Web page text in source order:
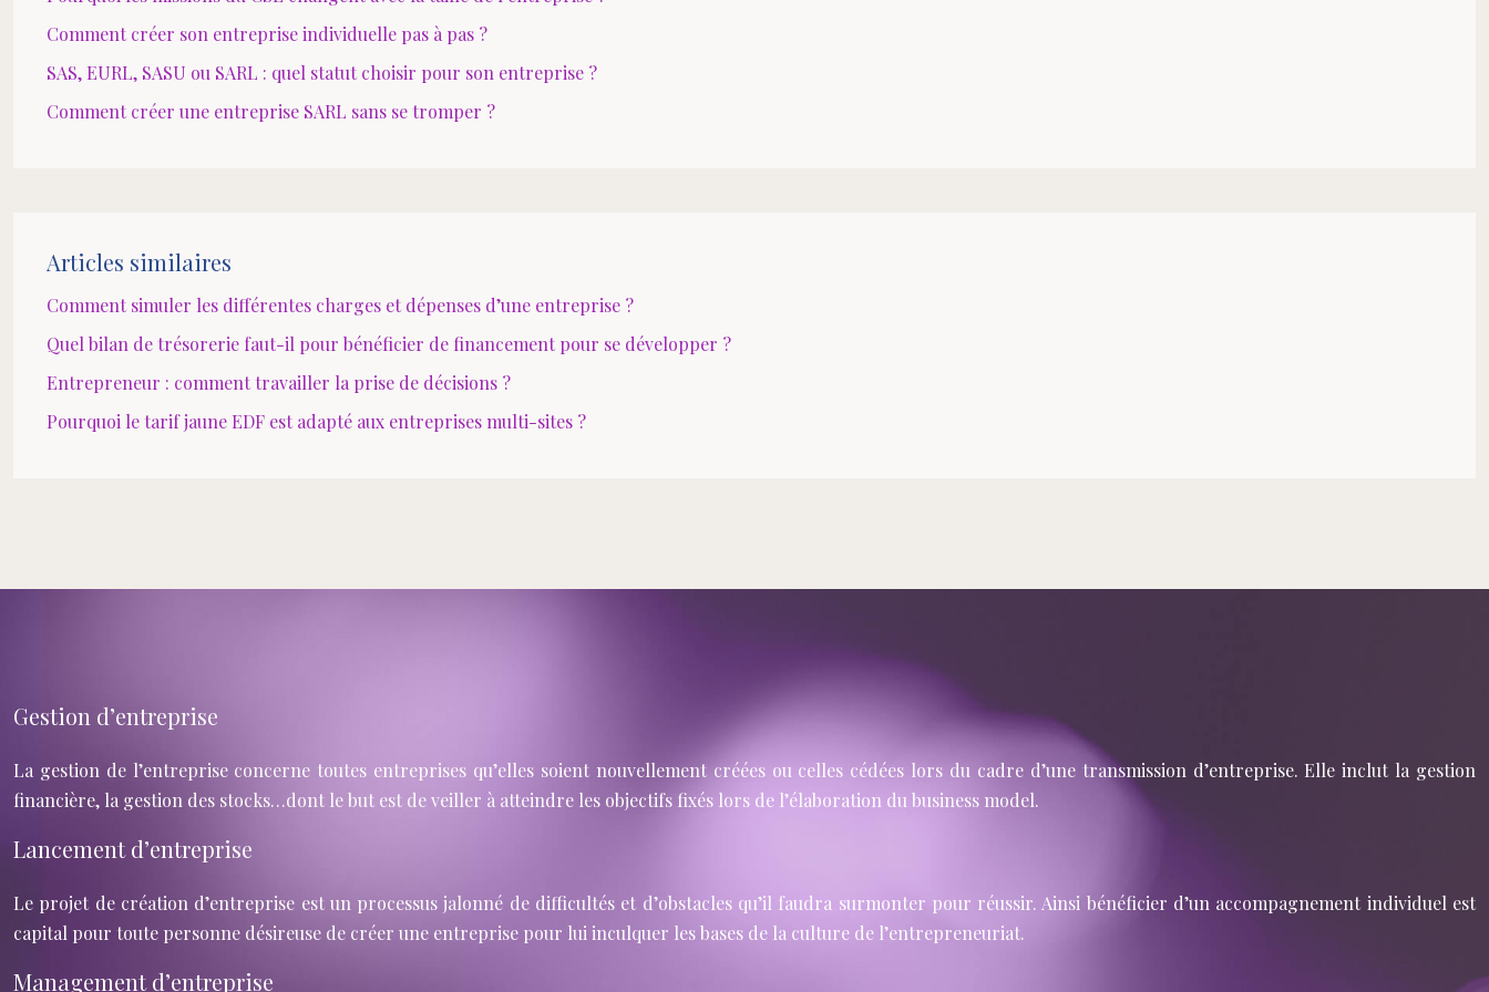
Comment créer son entreprise individuelle pas à pas ?
SAS, EURL, SASU ou SARL : quel statut choisir pour son entreprise ?
Comment créer une entreprise SARL sans se tromper ?
Articles similaires
Comment simuler les différentes charges et dépenses d’une entreprise ?
Quel bilan de trésorerie faut-il pour bénéficier de financement pour se développer ?
Entrepreneur : comment travailler la prise de décisions ?
Pourquoi le tarif jaune EDF est adapté aux entreprises multi-sites ?
Gestion d’entreprise
La gestion de l’entreprise concerne toutes entreprises qu’elles soient nouvellement créées ou celles cédées lors du cadre d’une transmission d’entreprise. Elle inclut la gestion
financière, la gestion des stocks…dont le but est de veiller à atteindre les objectifs fixés lors de l’élaboration du business model.
Lancement d’entreprise
Le projet de création d’entreprise est un processus jalonné de difficultés et d’obstacles qu’il faudra surmonter pour réussir. Ainsi bénéficier d’un accompagnement individuel est
capital pour toute personne désireuse de créer une entreprise pour lui inculquer les bases de la culture de l’entrepreneuriat.
Management d’entreprise